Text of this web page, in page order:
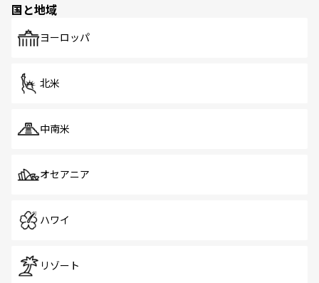
で、ホーカーズは地元の風情を楽しめる外せないスポット
国と地域
ヨーロッパ
北米
中南米
オセアニア
ハワイ
リゾート